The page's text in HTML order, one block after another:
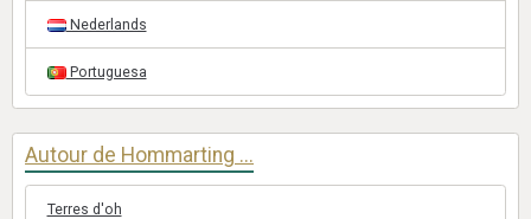
Nederlands
Portuguesa
Autour de Hommarting ...
Terres d'oh